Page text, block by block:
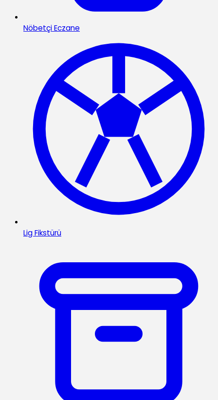
Nöbetçi Eczane
Lig Fikstürü